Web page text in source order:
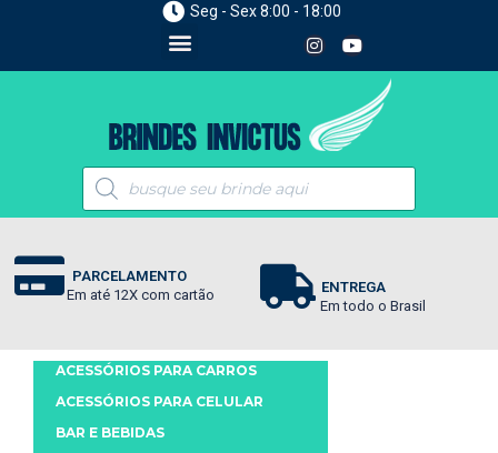
Seg - Sex 8:00 - 18:00
PARCELAMENTO
Em até 12X com cartão
ENTREGA
Em todo o Brasil
ACESSÓRIOS PARA CARROS
ACESSÓRIOS PARA CELULAR
BAR E BEBIDAS